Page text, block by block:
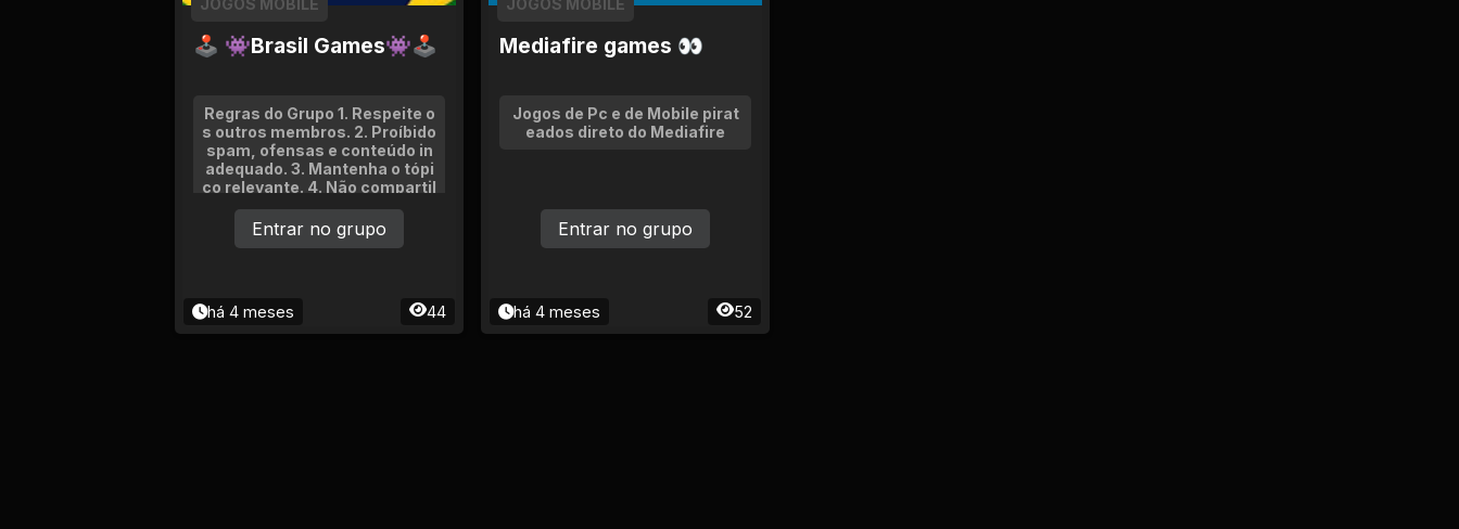
🕹 👾Brasil Games👾🕹
JOGOS MOBILE
Regras do Grupo 1. Respeite o
s outros membros. 2. Proíbido
spam, ofensas e conteúdo in
adequado. 3. Mantenha o tópi
co relevante. 4. Não compartil
he informações pessoais. 5.
Seja respeitoso e educado.
há 4 meses 44
Entrar no grupo
Mediafire games 👀
JOGOS MOBILE
Jogos de Pc e de Mobile pirat
eados direto do Mediafire
há 4 meses 52
Entrar no grupo